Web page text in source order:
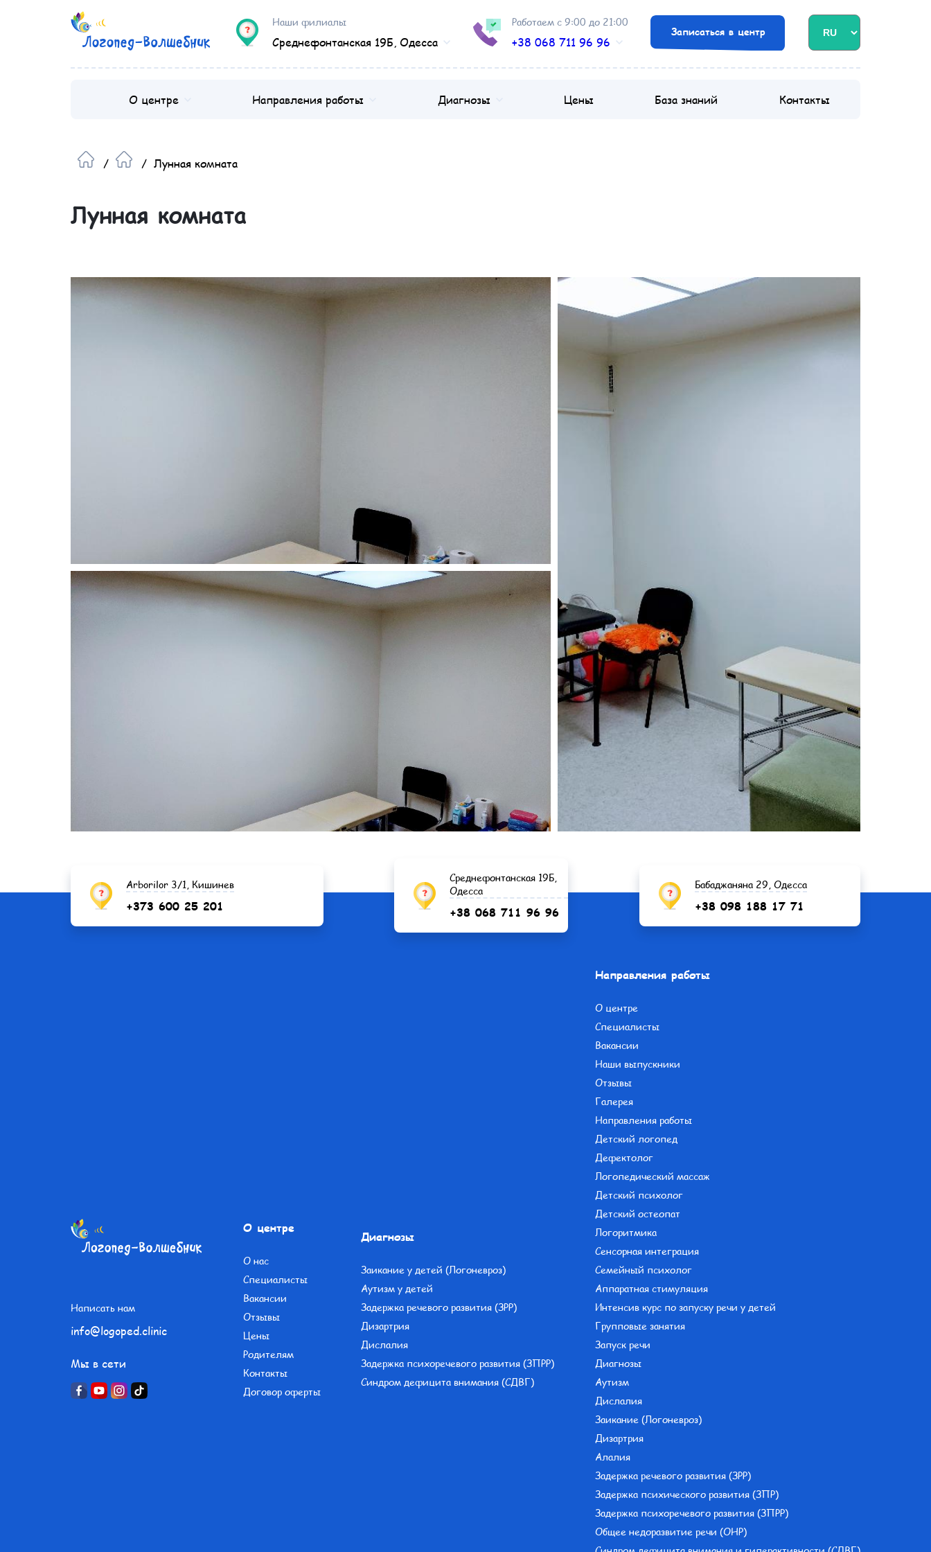
Наши филиалы
Среднефонтанская 19Б, Одесса
Работаем с 9:00 до 21:00
+38 068 711 96 96
Записаться в центр
О центре Направления работы Диагнозы Цены База знаний Контакты
/ / Лунная комната
Лунная комната
Arborilor 3/1, Кишинев
+373 600 25 201
Среднефонтанская 19Б,
Одесса
+38 068 711 96 96
Бабаджаняна 29, Одесса
+38 098 188 17 71
Написать нам
info@logoped.clinic
Мы в сети
О центре
О нас
Специалисты
Вакансии
Отзывы
Цены
Родителям
Контакты
Договор оферты
Диагнозы
Заикание у детей (Логоневроз)
Аутизм у детей
Задержка речевого развития (ЗРР)
Дизартрия
Дислалия
Задержка психоречевого развития (ЗПРР)
Синдром дефицита внимания (СДВГ)
Направления работы
О центре
Специалисты
Вакансии
Наши выпускники
Отзывы
Галерея
Направления работы
Детский логопед
Дефектолог
Логопедический массаж
Детский психолог
Детский остеопат
Логоритмика
Сенсорная интеграция
Семейный психолог
Аппаратная стимуляция
Интенсив курс по запуску речи у детей
Групповые занятия
Запуск речи
Диагнозы
Аутизм
Дислалия
Заикание (Логоневроз)
Дизартрия
Алалия
Задержка речевого развития (ЗРР)
Задержка психического развития (ЗПР)
Задержка психоречевого развития (ЗПРР)
Общее недоразвитие речи (ОНР)